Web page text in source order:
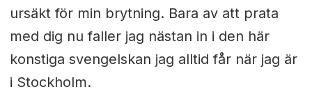
ursäkt för min brytning. Bara av att prata
med dig nu faller jag nästan in i den här
konstiga svengelskan jag alltid får när jag är
i Stockholm.